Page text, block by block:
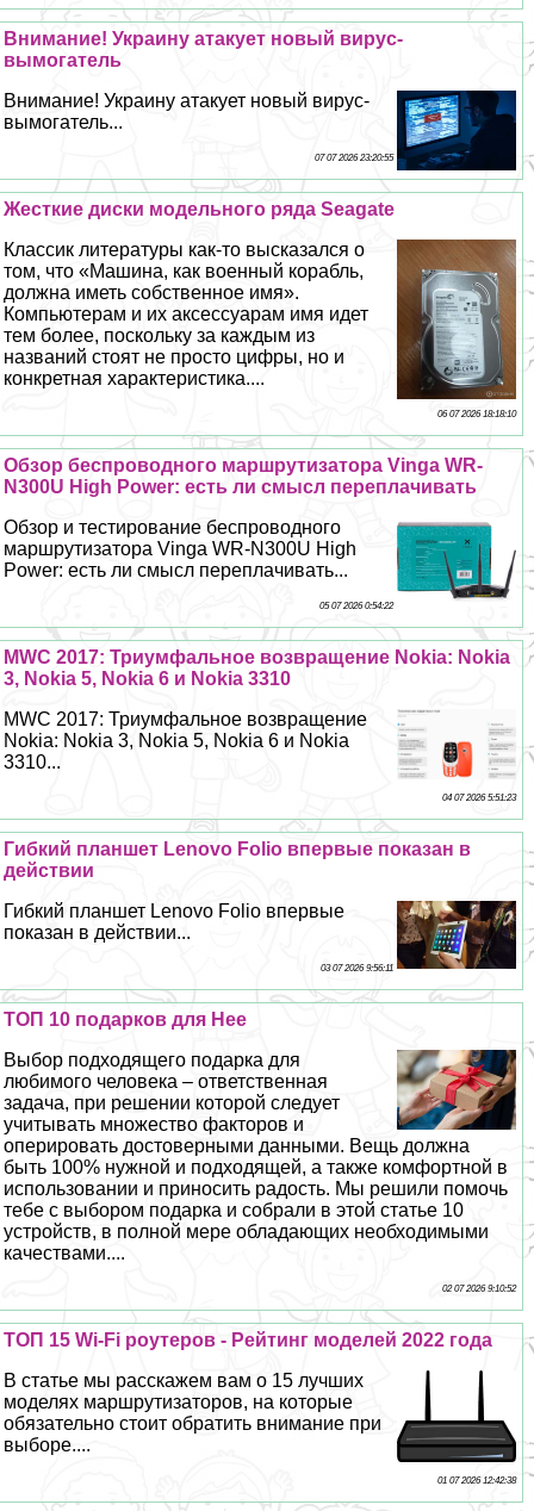
Внимание! Украину атакует новый вирус-
вымогатель
Внимание! Украину атакует новый вирус-
вымогатель...
07 07 2026 23:20:55
Жесткие диски модельного ряда Seagate
Классик литературы как-то высказался о
том, что «Машина, как военный корабль,
должна иметь собственное имя».
Компьютерам и их аксессуарам имя идет
тем более, поскольку за каждым из
названий стоят не просто цифры, но и
конкретная хаpaктеристика....
06 07 2026 18:18:10
Обзор беспроводного маршрутизатора Vinga WR-
N300U High Power: есть ли смысл переплачивать
Обзор и тестирование беспроводного
маршрутизатора Vinga WR-N300U High
Power: есть ли смысл переплачивать...
05 07 2026 0:54:22
MWC 2017: Триумфальное возвращение Nokia: Nokia
3, Nokia 5, Nokia 6 и Nokia 3310
MWC 2017: Триумфальное возвращение
Nokia: Nokia 3, Nokia 5, Nokia 6 и Nokia
3310...
04 07 2026 5:51:23
Гибкий планшет Lenovo Folio впервые показан в
действии
Гибкий планшет Lenovo Folio впервые
показан в действии...
03 07 2026 9:56:11
ТОП 10 подарков для Нее
Выбор подходящего подарка для
любимого человека – ответственная
задача, при решении которой следует
учитывать множество факторов и
оперировать достоверными данными. Вещь должна
быть 100% нужной и подходящей, а также комфортной в
использовании и приносить радость. Мы решили помочь
тебе с выбором подарка и собрали в этой статье 10
устройств, в полной мере обладающих необходимыми
качествами....
02 07 2026 9:10:52
ТОП 15 Wi-Fi роутеров - Рейтинг моделей 2022 года
В статье мы расскажем вам о 15 лучших
моделях маршрутизаторов, на которые
обязательно стоит обратить внимание при
выборе....
01 07 2026 12:42:38